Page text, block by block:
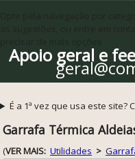
Apoio geral e
É a 1ª vez que usa este site?
Garrafa Térmica
(VER MAIS: Utilidades >